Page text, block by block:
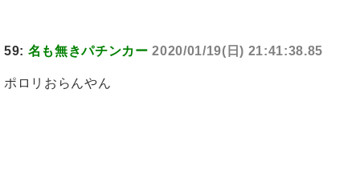
59: 名も無きパチンカー 2020/01/19(日) 21:41:38.85
ポロリおらんやん